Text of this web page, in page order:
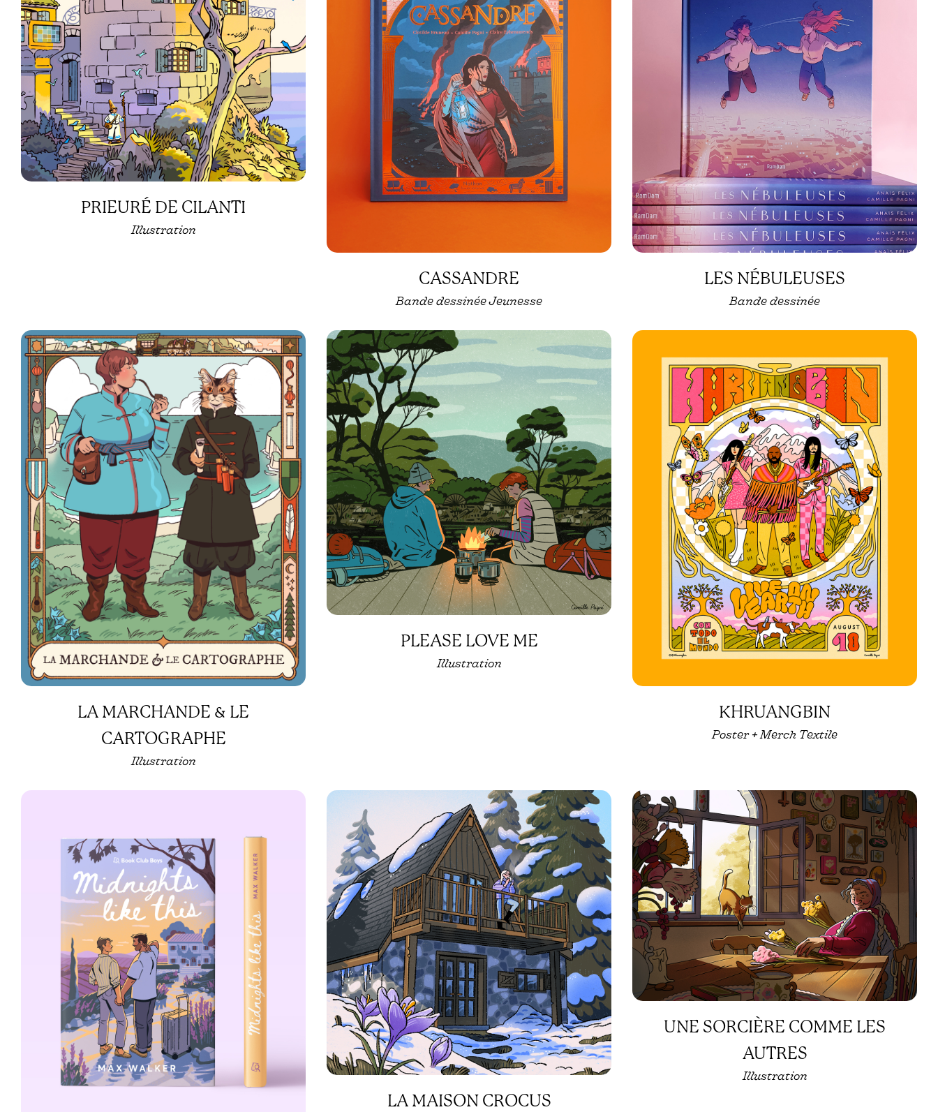
PRIEURÉ DE CILANTI
Illustration
CASSANDRE
Bande dessinée Jeunesse
LES NÉBULEUSES
Bande dessinée
LA MARCHANDE & LE
CARTOGRAPHE
Illustration
PLEASE LOVE ME
Illustration
KHRUANGBIN
Poster + Merch Textile
LA MAISON CROCUS
UNE SORCIÈRE COMME LES
AUTRES
Illustration